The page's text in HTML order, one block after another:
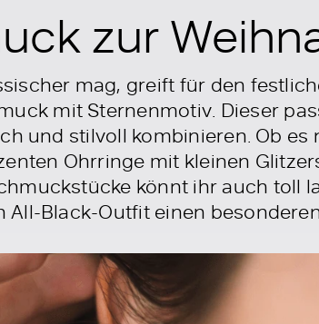
zur
mag, greift für den
mit Sternenmotiv. Dieser
und stilvoll kombinieren. Ob es
Ohrringe mit kleinen
könnt ihr auch toll
Black-Outfit einen